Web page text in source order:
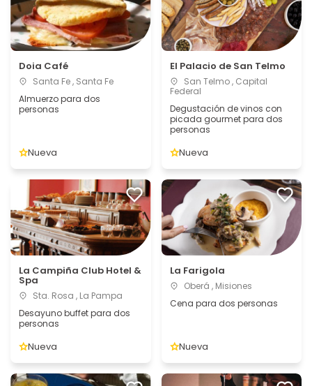
Doia Café
Santa Fe , Santa Fe
Almuerzo para dos
personas
Nueva
El Palacio de San Telmo
San Telmo , Capital
Federal
Degustación de vinos con
picada gourmet para dos
personas
Nueva
La Campiña Club Hotel &
Spa
Sta. Rosa , La Pampa
Desayuno buffet para dos
personas
Nueva
La Farigola
Oberá , Misiones
Cena para dos personas
Nueva